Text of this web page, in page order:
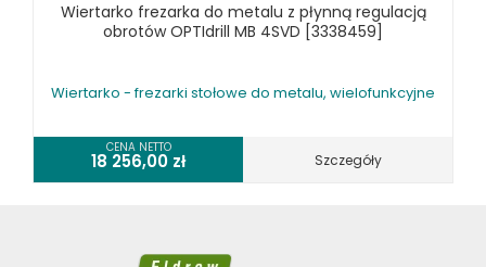
Wiertarko frezarka do metalu z płynną regulacją
obrotów OPTIdrill MB 4SVD [3338459]
Wiertarko - frezarki stołowe do metalu, wielofunkcyjne
CENA NETTO
18 256,00 zł Szczegóły